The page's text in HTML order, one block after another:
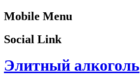
Mobile Menu
Social Link
Элитный алкоголь